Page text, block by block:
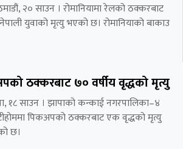
२० साउन । रोमानियामा रेलको ठक्करबाट
युवाको मृत्यु भएको छ। रोमानियाको बाकाउ
ठक्करबाट ७० वर्षीय वृद्धको मृत्यु
१८ साउन । झापाको कन्काई नगरपालिका–४
पिकअपको ठक्करबाट एक वृद्धको मृत्यु
छ।